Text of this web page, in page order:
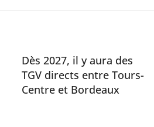
Dès 2027, il y aura des
TGV directs entre Tours-
Centre et Bordeaux